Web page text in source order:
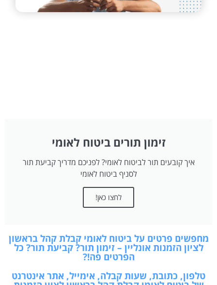
זימון תורים ביטוח לאומי
איך קובעים תור לביטוח לאומי? לפניכם מדריך קביעת תור
לסניף ביטוח לאומי
לחצו כאן!
מחפשים פרטים על ביטוח לאומי קבלת קהל בראשון
לציון הזמנות אונליין – זימון תור? קביעת תור? כל
הפרטים פה!?
טלפון, כתובת, שעות קבלה, אימייל, אתר אינטרנט